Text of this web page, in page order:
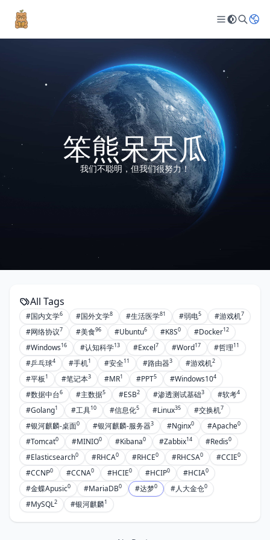
笨熊呆呆瓜
我们不聪明，但我们很努力！
All Tags
#国内文学6 #国外文学8 #生活医学81 #弱电5 #游戏机7
#网络协议7 #美食96 #Ubuntu6 #K8S0 #Docker12
#Windows16 #认知科学13 #Excel7 #Word17 #哲理11
#乒乓球4 #手机1 #安全11 #路由器3 #游戏机2
#平板1 #笔记本3 #MR1 #PPT5 #Windows104
#数据中台6 #主数据5 #ESB2 #渗透测试基础3 #软考4
#Golang1 #工具10 #信息化5 #Linux35 #交换机7
#银河麒麟-桌面0 #银河麒麟-服务器3 #Nginx0 #Apache0
#Tomcat0 #MINIO0 #Kibana0 #Zabbix14 #Redis0
#Elasticsearch0 #RHCA0 #RHCE0 #RHCSA0 #CCIE0
#CCNP0 #CCNA0 #HCIE0 #HCIP0 #HCIA0
#金蝶Apusic0 #MariaDB0 #达梦0 #人大金仓0
#MySQL2 #银河麒麟1